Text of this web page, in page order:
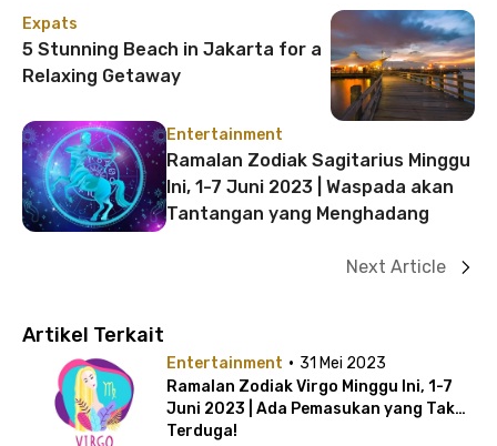
Expats
5 Stunning Beach in Jakarta for a
Relaxing Getaway
Entertainment
Ramalan Zodiak Sagitarius Minggu
Ini, 1-7 Juni 2023 | Waspada akan
Tantangan yang Menghadang
Next Article
Artikel Terkait
Entertainment · 31 Mei 2023
Ramalan Zodiak Virgo Minggu Ini, 1-7
Juni 2023 | Ada Pemasukan yang Tak
Terduga!